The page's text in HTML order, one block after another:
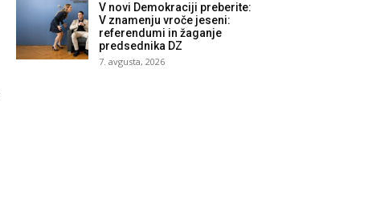
V novi Demokraciji preberite:
V znamenju vroče jeseni:
referendumi in žaganje
predsednika DZ
7. avgusta, 2026